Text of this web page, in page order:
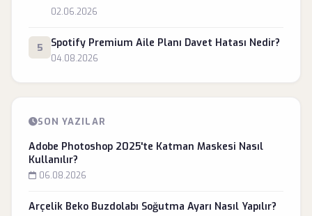
02.06.2026
5 Spotify Premium Aile Planı Davet Hatası Nedir?
04.08.2026
SON YAZILAR
Adobe Photoshop 2025'te Katman Maskesi Nasıl
Kullanılır?
06.08.2026
Arçelik Beko Buzdolabı Soğutma Ayarı Nasıl Yapılır?